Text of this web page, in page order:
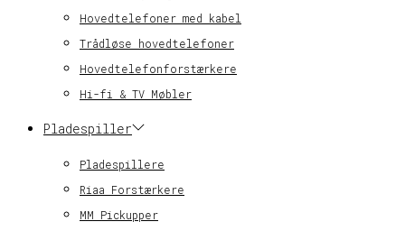
Hovedtelefoner med kabel
Trådløse hovedtelefoner
Hovedtelefonforstærkere
Hi-fi & TV Møbler
Pladespiller
Pladespillere
Riaa Forstærkere
MM Pickupper